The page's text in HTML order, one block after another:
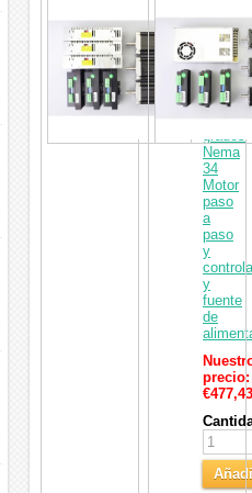
CNC
ejes
13,0
Nm
1,8
grados
Nema
34
Motor
paso
a
paso
y
y
fuente
de
precio:
€477,43